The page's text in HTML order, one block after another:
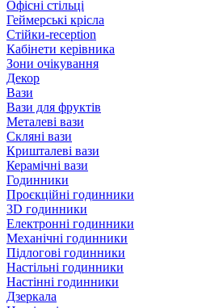
Офісні стільці
Геймерські крісла
Стійки-reception
Кабінети керівника
Зони очікування
Декор
Вази
Вази для фруктів
Металеві вази
Скляні вази
Кришталеві вази
Керамічні вази
Годинники
Проєкційні годинники
3D годинники
Електронні годинники
Механічні годинники
Підлогові годинники
Настільні годинники
Настінні годинники
Дзеркала